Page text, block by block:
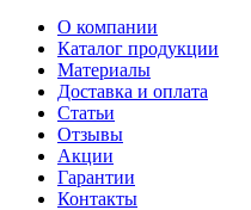
О компании
Каталог продукции
Материалы
Доставка и оплата
Статьи
Отзывы
Акции
Гарантии
Контакты